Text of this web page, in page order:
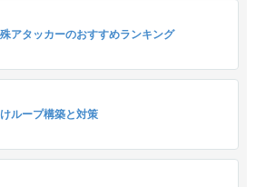
アタッカーのおすすめランキング
ループ構築と対策